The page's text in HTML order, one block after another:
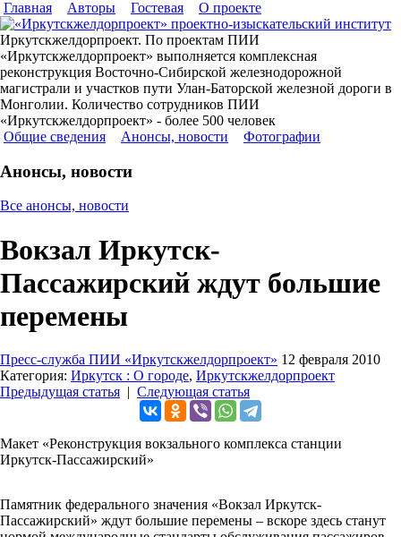
Главная Авторы Гостевая О проекте
Иркутскжелдорпроект. По проектам ПИИ
«Иркутскжелдорпроект» выполняется комплексная
реконструкция Восточно-Сибирской железнодорожной
магистрали и участков пути Улан-Баторской железной дороги в
Монголии. Количество сотрудников ПИИ
«Иркутскжелдорпроект» - более 500 человек
Общие сведения
Анонсы, новости Фотографии
Анонсы, новости
Все анонсы, новости
Вокзал Иркутск-
Пассажирский ждут большие
перемены
Пресс-служба ПИИ «Иркутскжелдорпроект» 12 февраля 2010
Категория: Иркутск : О городе, Иркутскжелдорпроект
Предыдущая статья | Следующая статья
Макет «Реконструкция вокзального комплекса станции
Иркутск-Пассажирский»
Памятник федерального значения «Вокзал Иркутск-
Пассажирский» ждут большие перемены – вскоре здесь станут